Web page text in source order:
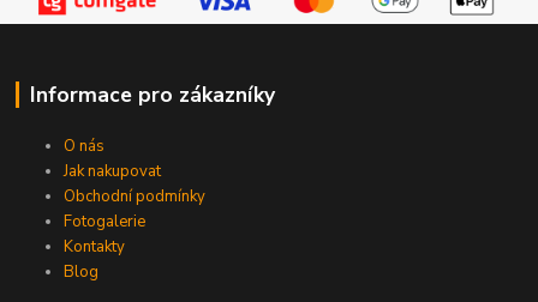
Informace pro zákazníky
O nás
Jak nakupovat
Obchodní podmínky
Fotogalerie
Kontakty
Blog